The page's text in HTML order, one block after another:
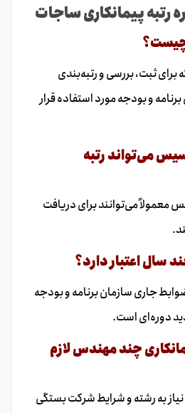
رتبه پیمانکاری ساجات
ثبت، بررسی و رتبه‌بندی
و بودجه مورد استفاده قرار
می‌تواند رتبه
معمولاً می‌توانند برای دریافت
جاری سازمان برنامه و بودجه
دوره‌ای است.
چند مهندس لازم
به رشته و شرایط شرکت بستگی